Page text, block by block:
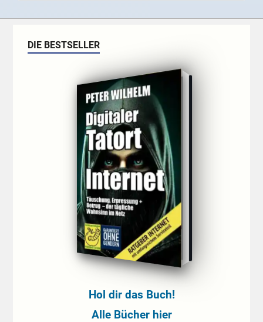
DIE BESTSELLER
Hol dir das Buch!
Alle Bücher hier